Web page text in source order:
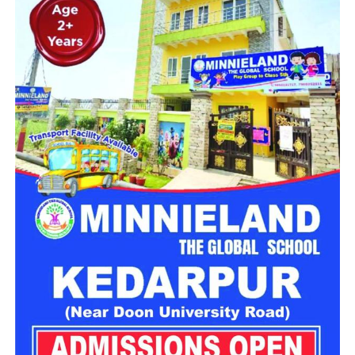
उच्च हिमालयी क्षेत्र की यात्रा होने से प्रदेश सरकार यहां मौसम के मिजाज
पर भी पूरी नजर रखे हुए है। मुख्यमंत्री धामी ने शीर्ष अधिकारियों को निर्देश
दिए हैं कि मौसम प्रतिकूल होने पर हर एक श्रद्धालु की सुरक्षा और सुविधा
का पूरा ध्यान रखा जाए।
चारधाम में दर्शनार्थियों की संख्या पहुंची
12.60 लाख के पार
चारों धामों में आस्था और विश्वास का जबरदस्त उल्लास देखने को मिल रहा
है। यात्रा का विगत 19 अप्रैल को श्रीगणेश हुआ था और 13 मई तक 12
लाख 60 हजार 478 श्रद्धालु चारधाम दर्शन कर चुके हैं। इनमें केदारनाथ में
5,23,582, बद्रीनाथ में 3,24,081, गंगोत्री में 2,05,425 और यमुनोत्री
धाम में 2,07,390 तीर्थयात्री पहुंचे हैं।